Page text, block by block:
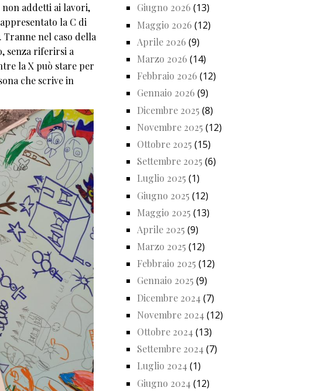
addetti ai lavori,
la C di
. Tranne nel caso della
senza riferirsi a
la X può stare per
che scrive in
Giugno 2026 (13)
Maggio 2026 (12)
Aprile 2026 (9)
Marzo 2026 (14)
Febbraio 2026 (12)
Gennaio 2026 (9)
Dicembre 2025 (8)
Novembre 2025 (12)
Ottobre 2025 (15)
Settembre 2025 (6)
Luglio 2025 (1)
Giugno 2025 (12)
Maggio 2025 (13)
Aprile 2025 (9)
Marzo 2025 (12)
Febbraio 2025 (12)
Gennaio 2025 (9)
Dicembre 2024 (7)
Novembre 2024 (12)
Ottobre 2024 (13)
Settembre 2024 (7)
Luglio 2024 (1)
Giugno 2024 (12)